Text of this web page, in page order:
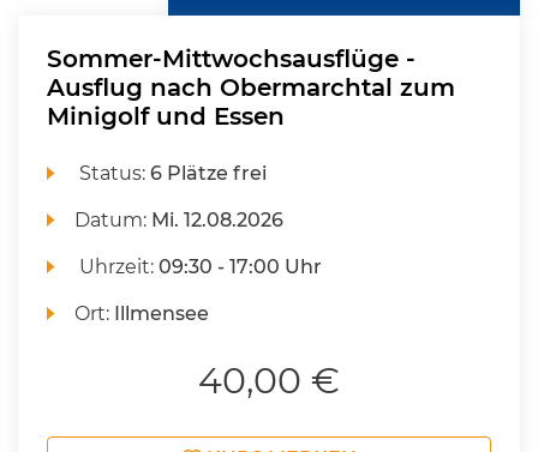
Sommer-Mittwochsausflüge -
Ausflug nach Obermarchtal zum
Minigolf und Essen
Status:6 Plätze frei
Datum: Mi. 12.08.2026
Uhrzeit:09:30 - 17:00 Uhr
Ort: Illmensee
40,00 €